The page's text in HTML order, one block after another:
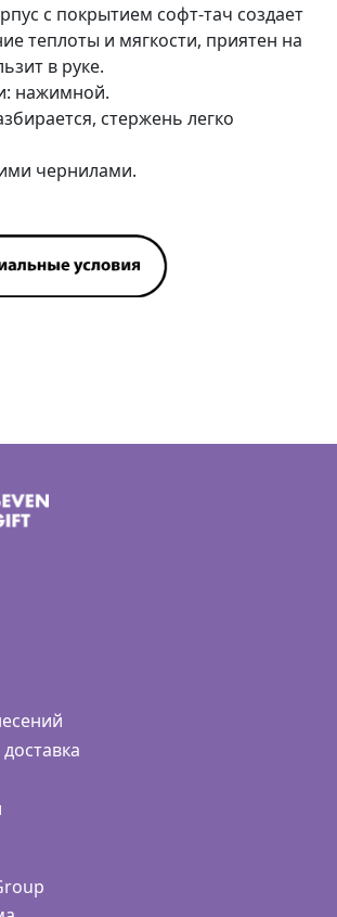
с покрытием софт-тач создает
теплоты и мягкости, приятен на
в руке.
нажимной.
стержень легко
чернилами.